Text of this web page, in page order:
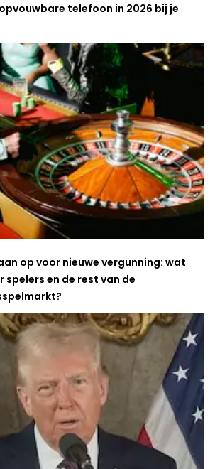
telefoon in 2026 bij je
op voor nieuwe vergunning: wat
en de rest van de